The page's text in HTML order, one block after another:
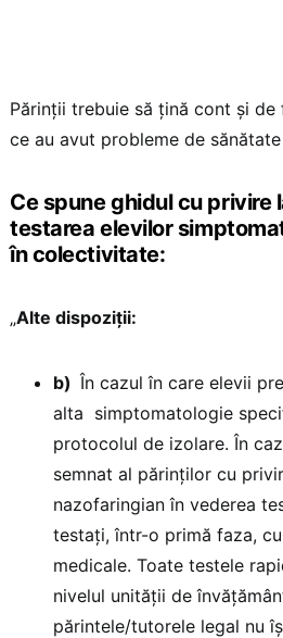
Părinții trebuie să țină cont și
ce au avut probleme de
Ce spune ghidul cu
testarea elevilor
în colectivitate:
„Alte dispoziții:
b) În cazul în care elevii
alta simptomatologie
protocolul de izolare. În
semnat al părinților cu
nazofaringian în vederea
testați, într-o primă faza,
medicale. Toate testele
nivelul unității de
părintele/tutorele legal nu